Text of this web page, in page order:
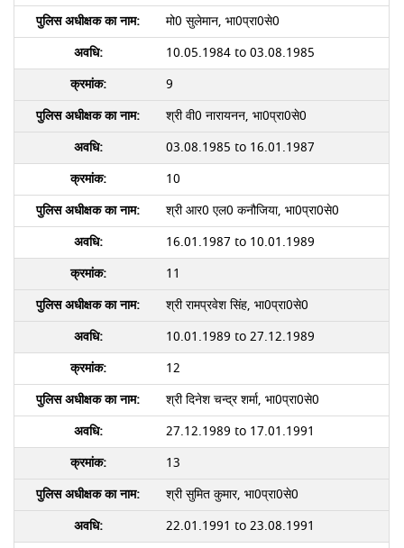
मो0 सुलेमान, भा0प्रा0से0
10.05.1984 to 03.08.1985
9
श्री वी0 नारायनन, भा0प्रा0से0
03.08.1985 to 16.01.1987
10
श्री आर0 एल0 कनौजिया, भा0प्रा0से0
16.01.1987 to 10.01.1989
11
श्री रामप्रवेश सिंह, भा0प्रा0से0
10.01.1989 to 27.12.1989
12
श्री दिनेश चन्द्र शर्मा, भा0प्रा0से0
27.12.1989 to 17.01.1991
13
श्री सुमित कुमार, भा0प्रा0से0
22.01.1991 to 23.08.1991